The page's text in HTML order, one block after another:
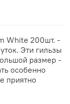
White 200шт. -
Эти гильзы
размер -
особенно
приятно